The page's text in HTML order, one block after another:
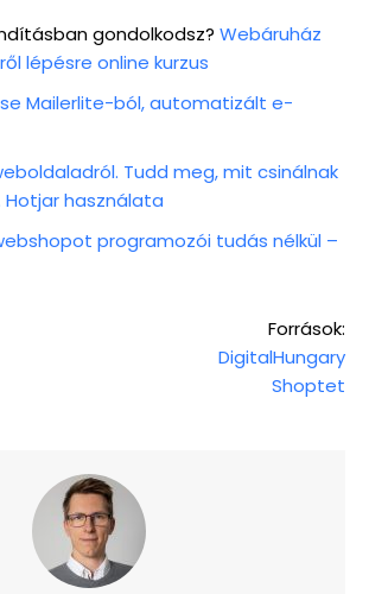
gondolkodsz? Webáruház
lépésre online kurzus
Mailerlite-ból, automatizált e-
Tudd meg, mit csinálnak
használata
programozói tudás nélkül –
Források:
DigitalHungary
Shoptet